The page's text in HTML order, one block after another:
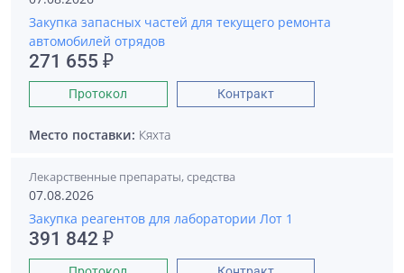
Закупка запасных частей для текущего ремонта
автомобилей отрядов
271 655 ₽
Протокол Контракт
Место поставки: Кяхта
Лекарственные препараты, средства
07.08.2026
Закупка реагентов для лаборатории Лот 1
391 842 ₽